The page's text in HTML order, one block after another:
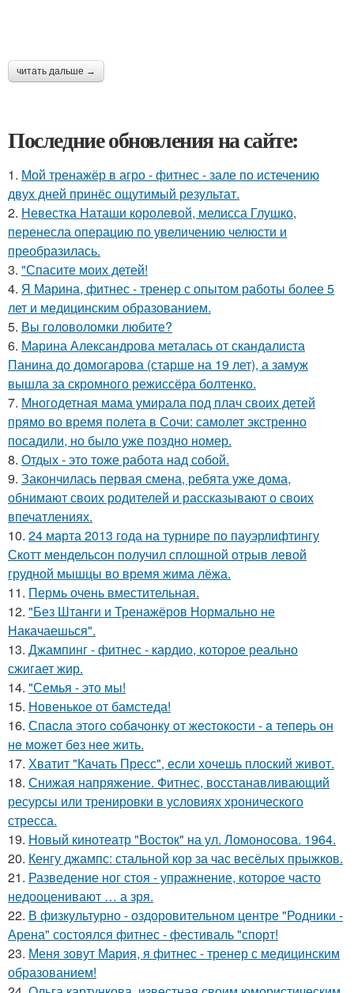
читать дальше →
Последние обновления на сайте:
1. Мой тренажёр в агро - фитнес - зале по истечению
двух дней принёс ощутимый результат.
2. Невестка Наташи королевой, мелисса Глушко,
перенесла операцию по увеличению челюсти и
преобразилась.
3. "Спасите моих детей!
4. Я Марина, фитнес - тренер с опытом работы более 5
лет и медицинским образованием.
5. Вы головоломки любите?
6. Марина Александрова металась от скандалиста
Панина до домогарова (старше на 19 лет), а замуж
вышла за скромного режиссёра болтенко.
7. Многодетная мама умирала под плач своих детей
прямо во время полета в Сочи: самолет экстренно
посадили, но было уже поздно номер.
8. Отдых - это тоже работа над собой.
9. Закончилась первая смена, ребята уже дома,
обнимают своих родителей и рассказывают о своих
впечатлениях.
10. 24 марта 2013 года на турнире по пауэрлифтингу
Скотт мендельсон получил сплошной отрыв левой
грудной мышцы во время жима лёжа.
11. Пермь очень вместительная.
12. "Без Штанги и Тренажёров Нормально не
Накачаешься".
13. Джампинг - фитнес - кардио, которое реально
сжигает жир.
14. "Семья - это мы!
15. Новенькое от бамстеда!
16. Спacлa этoгo coбaчoнкy oт жecтoкocти - a тeпepь oн
нe мoжeт бeз нee жить.
17. Хватит "Качать Пресс", если хочешь плоский живот.
18. Снижая напряжение. Фитнес, восстанавливающий
ресурсы или тренировки в условиях хронического
стресса.
19. Новый кинотеатр "Восток" на ул. Ломоносова. 1964.
20. Кенгу джампс: стальной кор за час весёлых прыжков.
21. Разведение ног стоя - упражнение, которое часто
недооценивают … а зря.
22. В физкультурно - оздоровительном центре "Родники -
Арена" состоялся фитнес - фестиваль "спорт!
23. Меня зовут Мария, я фитнес - тренер с медицинским
образованием!